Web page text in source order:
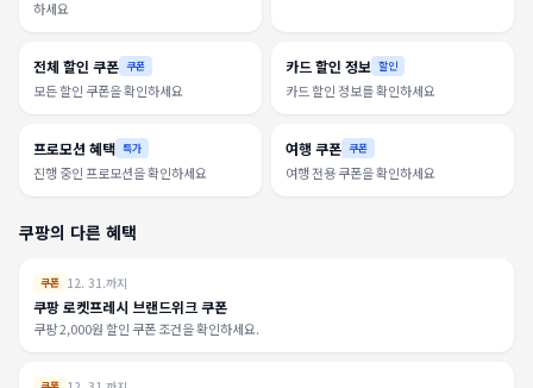
하세요
전체 할인 쿠폰 쿠폰
모든 할인 쿠폰을 확인하세요
카드 할인 정보 할인
카드 할인 정보를 확인하세요
프로모션 혜택 특가
진행 중인 프로모션을 확인하세요
여행 쿠폰 쿠폰
여행 전용 쿠폰을 확인하세요
쿠팡의 다른 혜택
쿠폰 12. 31.까지
쿠팡 로켓프레시 브랜드위크 쿠폰
쿠팡 2,000원 할인 쿠폰 조건을 확인하세요.